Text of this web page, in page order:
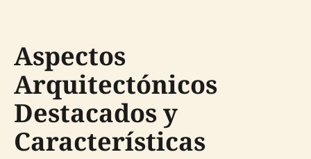
Aspectos
Arquitectónicos
Destacados y
Características